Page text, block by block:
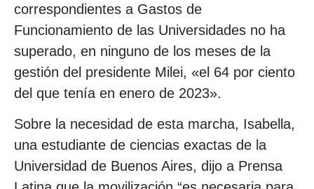
correspondientes a Gastos de
Funcionamiento de las Universidades no ha
superado, en ninguno de los meses de la
gestión del presidente Milei, «el 64 por ciento
del que tenía en enero de 2023».
Sobre la necesidad de esta marcha, Isabella,
una estudiante de ciencias exactas de la
Universidad de Buenos Aires, dijo a Prensa